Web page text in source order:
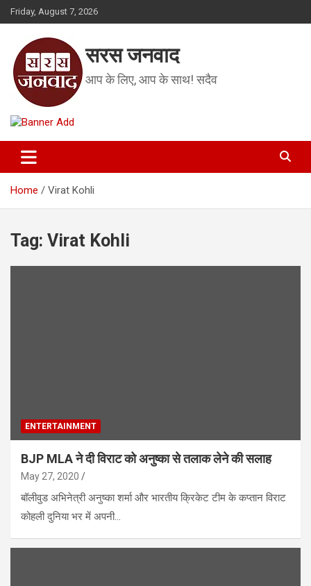
Skip
to
Friday, August 7, 2026
सरस जनवाद
आप के लिए, आप के साथ! सदैव
Home Virat Kohli
Tag: Virat Kohli
ENTERTAINMENT
BJP MLA ने दी विराट को अनुष्का से तलाक लेने की सलाह
May 27, 2020
बॉलीवुड अभिनेत्री अनुष्का शर्मा और भारतीय क्रिकेट टीम के कप्तान विराट
कोहली दुनिया भर में अपनी…